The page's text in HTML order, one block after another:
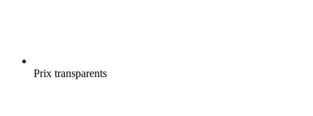
Prix transparents